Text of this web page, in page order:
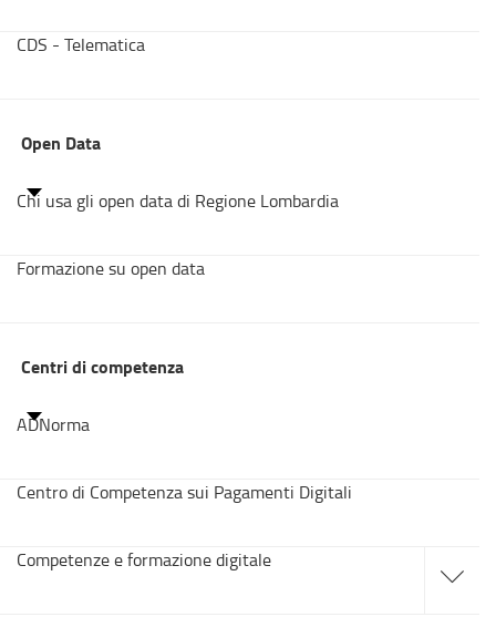
CDS - Telematica
Open Data
Chi usa gli open data di Regione Lombardia
Formazione su open data
Centri di competenza
ADNorma
Centro di Competenza sui Pagamenti Digitali
Competenze e formazione digitale
alle
sotto